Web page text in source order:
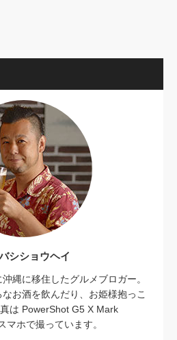
シショウヘイ
縄に移住したグルメブロガー。
お酒を飲んだり、お姫様抱っこ
は PowerShot G5 X Mark
ホで撮っています。